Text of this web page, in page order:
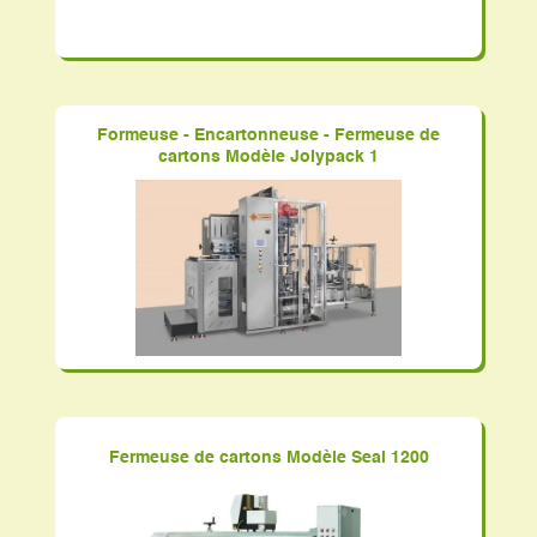
Formeuse - Encartonneuse - Fermeuse de
cartons Modèle Jolypack 1
Fermeuse de cartons Modèle Seal 1200